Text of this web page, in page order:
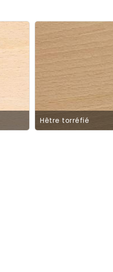
Hêtre torréfié